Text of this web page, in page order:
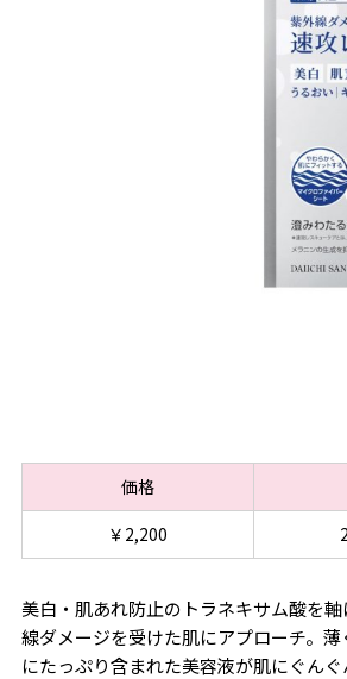
価格
￥2,200
美白・肌あれ防止のトラネキサム酸を
線ダメージを受けた肌にアプローチ。
にたっぷり含まれた美容液が肌にぐんぐ